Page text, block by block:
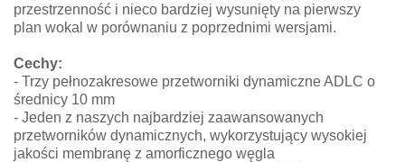
przestrzenność i nieco bardziej wysunięty na pierwszy
plan wokal w porównaniu z poprzednimi wersjami.
Cechy:
- Trzy pełnozakresowe przetworniki dynamiczne ADLC o
średnicy 10 mm
- Jeden z naszych najbardziej zaawansowanych
przetworników dynamicznych, wykorzystujący wysokiej
jakości membranę z amorficznego węgla